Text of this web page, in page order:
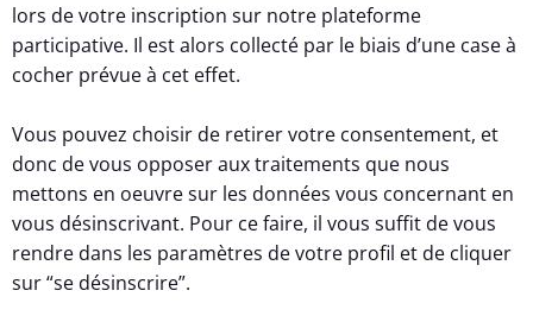
lors de votre inscription sur notre plateforme
participative. Il est alors collecté par le biais d’une case à
cocher prévue à cet effet.
Vous pouvez choisir de retirer votre consentement, et
donc de vous opposer aux traitements que nous
mettons en oeuvre sur les données vous concernant en
vous désinscrivant. Pour ce faire, il vous suffit de vous
rendre dans les paramètres de votre profil et de cliquer
sur “se désinscrire”.